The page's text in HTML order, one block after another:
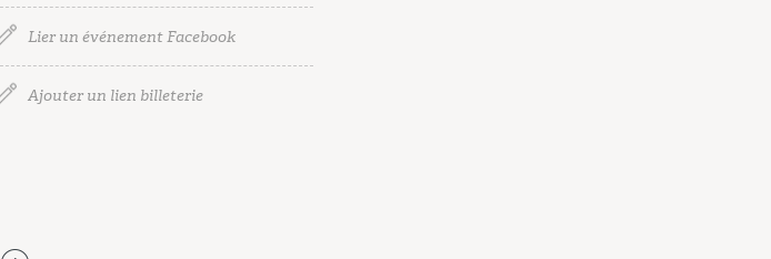
Lier un événement Facebook
Ajouter un lien billeterie